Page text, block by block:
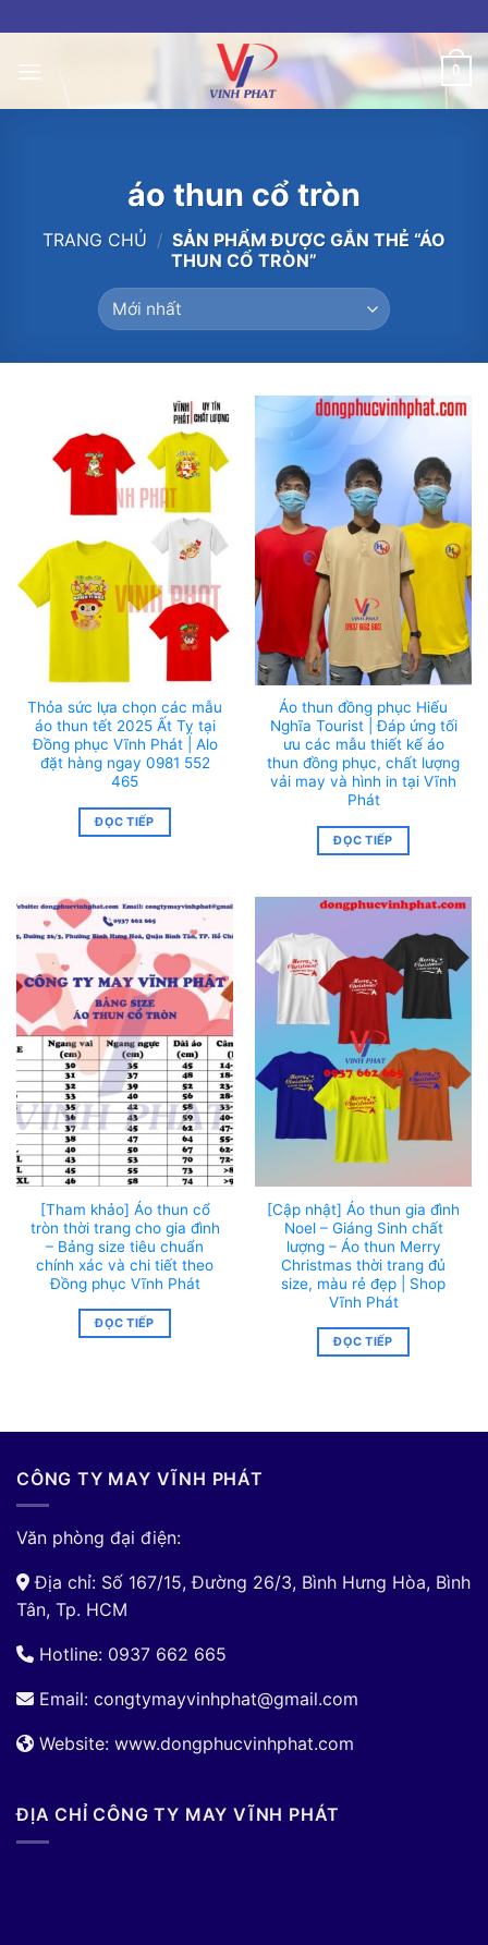
to
content
0
áo thun cổ tròn
TRANG CHỦ / SẢN PHẨM ĐƯỢC GẮN THẺ “ÁO
THUN CỔ TRÒN”
Thỏa sức lựa chọn các mẫu
áo thun tết 2025 Ất Tỵ tại
Đồng phục Vĩnh Phát | Alo
đặt hàng ngay 0981 552
465
ĐỌC TIẾP
Áo thun đồng phục Hiếu
Nghĩa Tourist | Đáp ứng tối
ưu các mẫu thiết kế áo
thun đồng phục, chất lượng
vải may và hình in tại Vĩnh
Phát
ĐỌC TIẾP
[Tham khảo] Áo thun cổ
tròn thời trang cho gia đình
– Bảng size tiêu chuẩn
chính xác và chi tiết theo
Đồng phục Vĩnh Phát
ĐỌC TIẾP
[Cập nhật] Áo thun gia đình
Noel – Giáng Sinh chất
lượng – Áo thun Merry
Christmas thời trang đủ
size, màu rẻ đẹp | Shop
Vĩnh Phát
ĐỌC TIẾP
CÔNG TY MAY VĨNH PHÁT
Văn phòng đại điện:
Địa chỉ: Số 167/15, Đường 26/3, Bình Hưng Hòa, Bình
Tân, Tp. HCM
Hotline: 0937 662 665
Email: congtymayvinhphat@gmail.com
Website: www.dongphucvinhphat.com
ĐỊA CHỈ CÔNG TY MAY VĨNH PHÁT